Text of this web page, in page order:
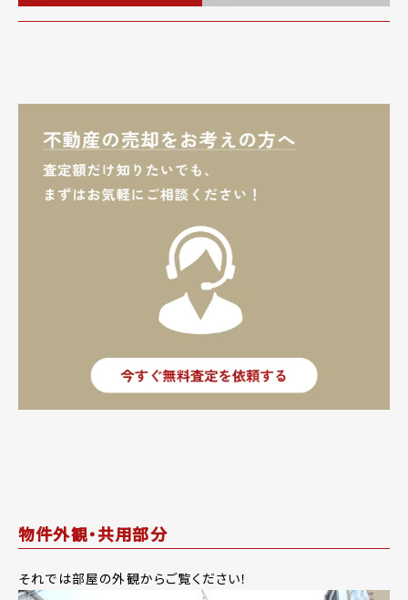
物件外観・共用部分
それでは部屋の外観からご覧ください！